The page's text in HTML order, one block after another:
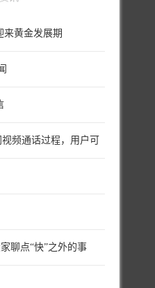
来黄金发展期
频通话过程，用户可
聊点“快”之外的事